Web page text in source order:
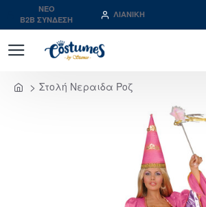
NEO
B2B ΣΥΝΔΕΣΗ
ΛΙΑΝΙΚΉ
Στολή Νεραιδα Ροζ